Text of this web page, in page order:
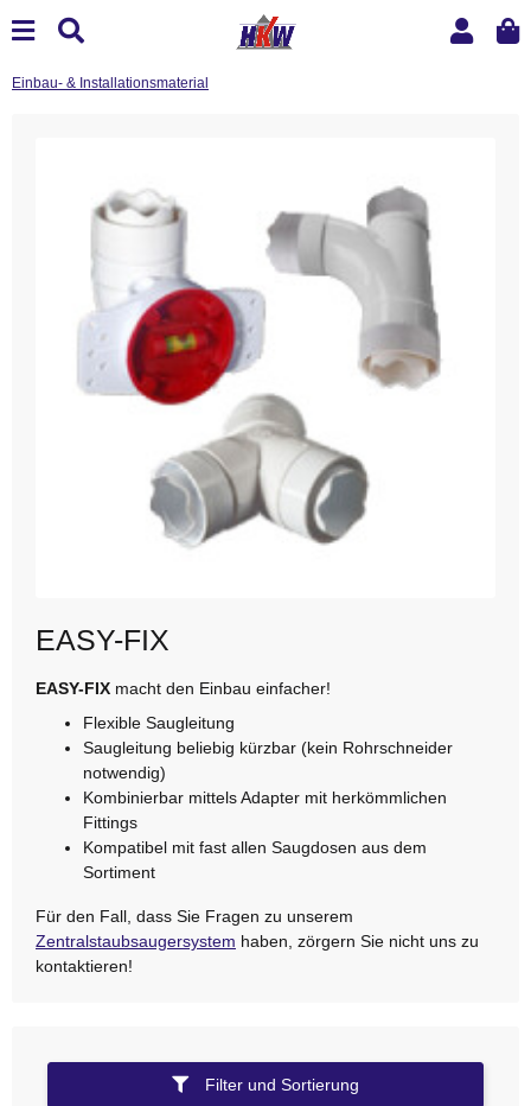
Einbau- & Installationsmaterial
EASY-FIX
EASY-FIX macht den Einbau einfacher!
Flexible Saugleitung
Saugleitung beliebig kürzbar (kein Rohrschneider
notwendig)
Kombinierbar mittels Adapter mit herkömmlichen
Fittings
Kompatibel mit fast allen Saugdosen aus dem
Sortiment
Für den Fall, dass Sie Fragen zu unserem
Zentralstaubsaugersystem haben, zörgern Sie nicht uns zu
kontaktieren!
Filter und Sortierung